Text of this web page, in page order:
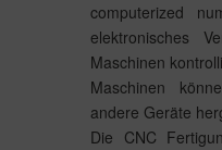
computerized
elektronisches
Maschinen
Maschinen
andere Geräte
Die CNC